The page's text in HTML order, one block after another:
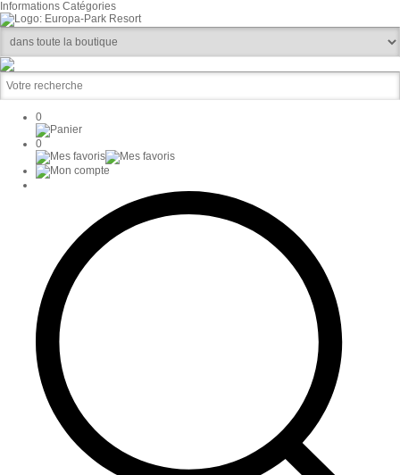
Informations Catégories
0
0